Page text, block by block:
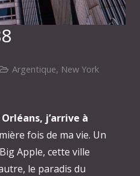
Argentique, New York
j’arrive à
fois de ma vie. Un
Apple, cette ville
le paradis du